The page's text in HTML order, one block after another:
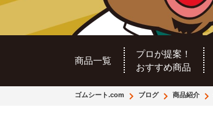
商品一覧
プロが提案！
おすすめ商品
ゴムシート.com ブログ 商品紹介